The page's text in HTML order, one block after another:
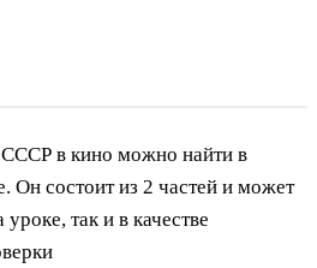
в кино можно найти в
Он состоит из 2 частей и может
так и в качестве